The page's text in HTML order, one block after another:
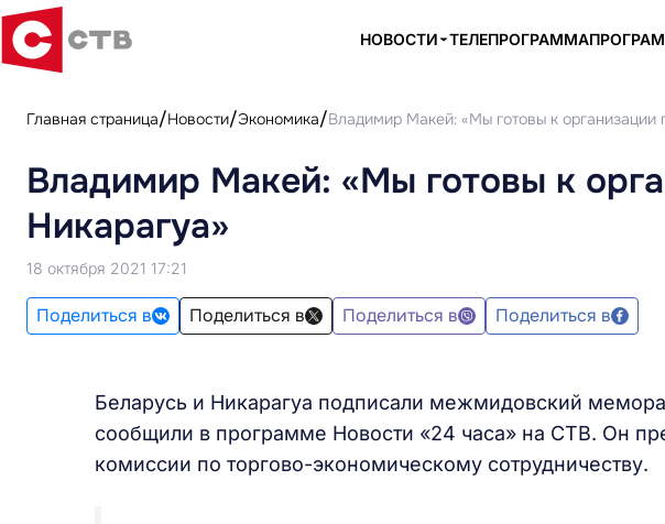
НОВОСТИ ТЕЛЕПРОГРАММА
Главная страница Новости Экономика Владимир Макей: «Мы готовы к организации
Владимир Макей: «Мы готовы к
Никарагуа»
18 октября 2021 17:21
Поделиться в Поделиться в Поделиться в Поделиться в
Беларусь и Никарагуа подписали межмидовский
сообщили в программе Новости «24 часа» на СТВ. Он
комиссии по торгово-экономическому сотрудничеству.